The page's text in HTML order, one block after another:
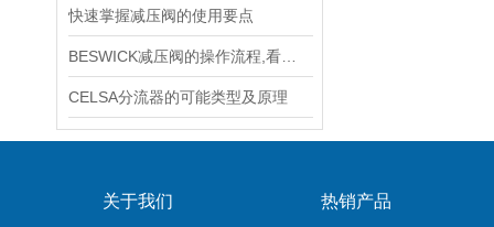
快速掌握减压阀的使用要点
CELSA分流器的可能类型及原理
关于我们 热销产品